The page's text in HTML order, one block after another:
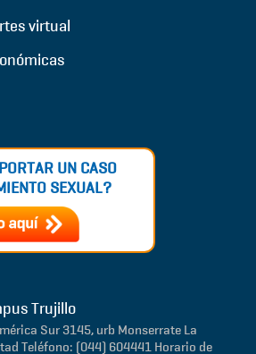
virtual
UN CASO
SEXUAL?
Trujillo
Sur 3145, urb Monserrate La
Teléfono: (044) 604441 Horario de